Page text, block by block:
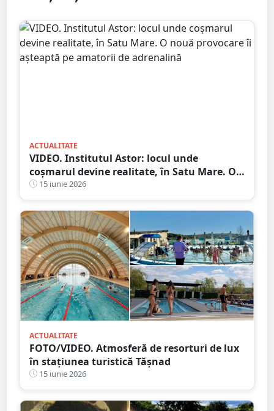
ACTUALITATE
VIDEO. Institutul Astor: locul unde
coșmarul devine realitate, în Satu Mare. O
nouă provocare îi așteaptă pe amatorii de
adrenalină
15 iunie 2026
ACTUALITATE
FOTO/VIDEO. Atmosferă de resorturi de lux
în stațiunea turistică Tășnad
15 iunie 2026